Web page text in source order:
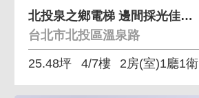
北投泉之鄉電梯 邊間採光佳，綠景電梯兩房
台北市北投區溫泉路
25.48坪 4/7樓 2房(室)1廳1衛